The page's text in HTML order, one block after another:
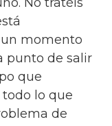
momento
punto de salir
que
lo que
de